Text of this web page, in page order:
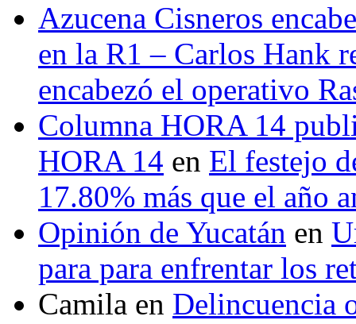
Azucena Cisneros
en la R1 – Carlos Hank
encabezó el operativo
Columna HORA 14
HORA 14 en El festejo
17.80% más que el año
Opinión de Yucatán en
para para enfrentar los
Camila en Delincuencia